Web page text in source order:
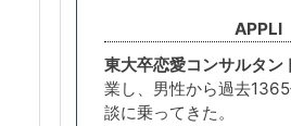
APPLI
東大卒恋愛コンサルタン
業し、男性から過去
談に乗ってきた。